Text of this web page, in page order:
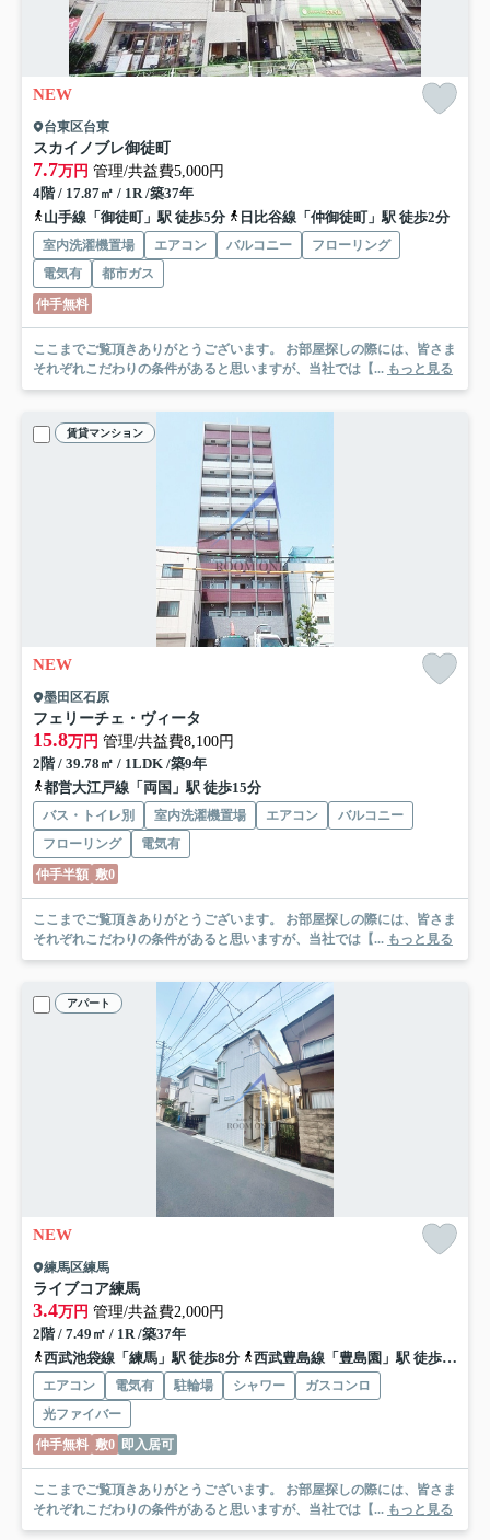
NEW
台東区台東
スカイノブレ御徒町
7.7万円 管理/共益費5,000円
4階 / 17.87㎡ / 1R /築37年
山手線「御徒町」駅 徒歩5分
日比谷線「仲御徒町」駅 徒歩2分
室内洗濯機置場 エアコン バルコニー
フローリング
電気有
都市ガス
仲手無料
ここまでご覧頂きありがとうございます。 お部屋探しの際には、皆さま
それぞれこだわりの条件があると思いますが、当社では【... もっと見る
賃貸マンション
NEW
墨田区石原
フェリーチェ・ヴィータ
15.8万円 管理/共益費8,100円
2階 / 39.78㎡ / 1LDK /築9年
都営大江戸線「両国」駅 徒歩15分
バス・トイレ別 室内洗濯機置場 エアコン
バルコニー
フローリング
電気有
仲手半額 敷0
ここまでご覧頂きありがとうございます。 お部屋探しの際には、皆さま
それぞれこだわりの条件があると思いますが、当社では【... もっと見る
アパート
NEW
練馬区練馬
ライブコア練馬
3.4万円 管理/共益費2,000円
2階 / 7.49㎡ / 1R /築37年
西武池袋線「練馬」駅 徒歩8分
西武豊島線「豊島園」駅 徒歩13分
エアコン 電気有 駐輪場 シャワー
ガスコンロ
光ファイバー
仲手無料 敷0 即入居可
ここまでご覧頂きありがとうございます。 お部屋探しの際には、皆さま
それぞれこだわりの条件があると思いますが、当社では【... もっと見る